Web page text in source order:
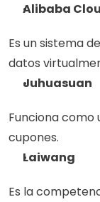
Alibaba
Es un sistema
datos
Juhuasuan
Funciona como
cupones.
Laiwang
Es la